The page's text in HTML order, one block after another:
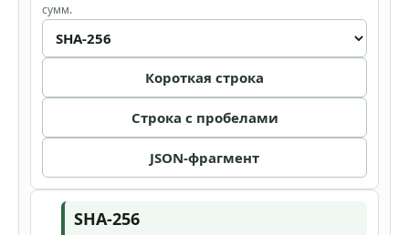
сумм.
Короткая строка
Строка с пробелами
JSON-фрагмент
SHA-256